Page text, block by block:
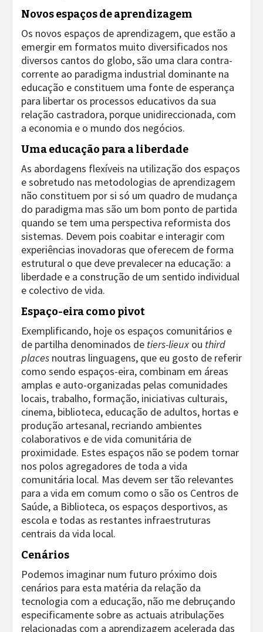
Novos espaços de aprendizagem
Os novos espaços de aprendizagem, que estão a
emergir em formatos muito diversificados nos
diversos cantos do globo, são uma clara contra-
corrente ao paradigma industrial dominante na
educação e constituem uma fonte de esperança
para libertar os processos educativos da sua
relação castradora, porque unidireccionada, com
a economia e o mundo dos negócios.
Uma educação para a liberdade
As abordagens flexíveis na utilização dos espaços
e sobretudo nas metodologias de aprendizagem
não constituem por si só um quadro de mudança
do paradigma mas são um bom ponto de partida
quando se tem uma perspectiva reformista dos
sistemas. Devem pois coabitar e interagir com
experiências inovadoras que oferecem de forma
estrutural o que deve prevalecer na educação: a
liberdade e a construção de um sentido individual
e colectivo de vida.
Espaço-eira como pivot
Exemplificando, hoje os espaços comunitários e
de partilha denominados de tiers-lieux ou third
places noutras linguagens, que eu gosto de referir
como sendo espaços-eira, combinam em áreas
amplas e auto-organizadas pelas comunidades
locais, trabalho, formação, iniciativas culturais,
cinema, biblioteca, educação de adultos, hortas e
produção artesanal, recriando ambientes
colaborativos e de vida comunitária de
proximidade. Estes espaços não se podem tornar
nos polos agregadores de toda a vida
comunitária local. Mas devem ser tão relevantes
para a vida em comum como o são os Centros de
Saúde, a Biblioteca, os espaços desportivos, as
escola e todas as restantes infraestruturas
centrais da vida local.
Cenários
Podemos imaginar num futuro próximo dois
cenários para esta matéria da relação da
tecnologia com a educação, não me debruçando
especificamente sobre as actuais atribulações
relacionadas com a aprendizagem acelerada das